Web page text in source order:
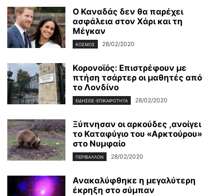
Ο Καναδάς δεν θα παρέχει
ασφάλεια στον Χάρι και τη
Μέγκαν
ΚΌΣΜΟΣ 28/02/2020
Κορονοϊός: Επιστρέφουν με
πτήση τσάρτερ οι μαθητές από
το Λονδίνο
ΕΙΔΉΣΕΙΣ-ΕΠΙΚΑΙΡΌΤΗΤΑ 28/02/2020
Ξύπνησαν οι αρκούδες ,ανοίγει
το Καταφύγιο του «Αρκτούρου»
στο Νυμφαίο
ΠΕΡΙΒΆΛΛΟΝ 28/02/2020
Ανακαλύφθηκε η μεγαλύτερη
έκρηξη στο σύμπαν